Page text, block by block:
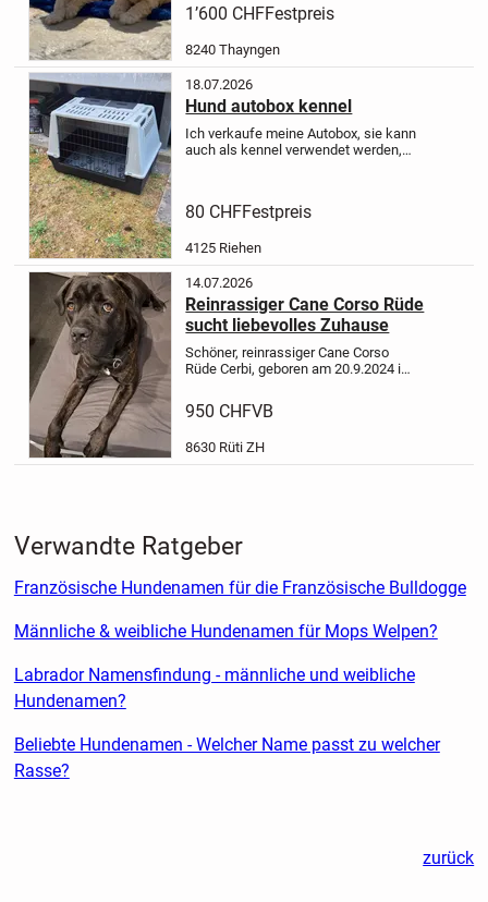
geimpft, gechippt,...
1’600 CHFFestpreis
8240 Thayngen
18.07.2026
Hund autobox kennel
Ich verkaufe meine Autobox, sie kann
auch als kennel verwendet werden,
einem Kabelbinder...
80 CHFFestpreis
4125 Riehen
14.07.2026
Reinrassiger Cane Corso Rüde
sucht liebevolles Zuhause
Schöner, reinrassiger Cane Corso
Rüde Cerbi, geboren am 20.9.2024 in
Gesundheit einwandfrei, sucht ein
schönes für immer Zuhause. Cerbi
950 CHFVB
8630 Rüti ZH
Verwandte Ratgeber
Französische Hundenamen für die Französische Bulldogge
Männliche & weibliche Hundenamen für Mops Welpen?
Labrador Namensfindung - männliche und weibliche
Hundenamen?
Beliebte Hundenamen - Welcher Name passt zu welcher
Rasse?
zurück